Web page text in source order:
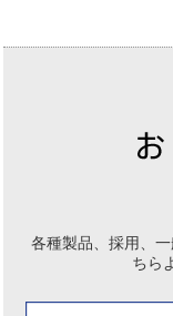
各種製品、採用、
ちら